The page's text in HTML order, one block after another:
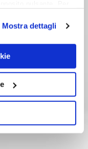
Mostra dettagli
753
305
590